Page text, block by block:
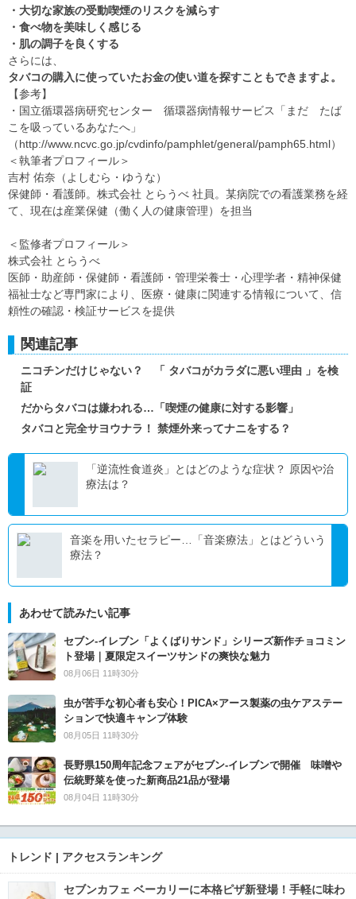
・大切な家族の受動喫煙のリスクを減らす
・食べ物を美味しく感じる
・肌の調子を良くする
さらには、
タバコの購入に使っていたお金の使い道を探すこともできますよ。
【参考】
・国立循環器病研究センター 循環器病情報サービス「まだ たば
こを吸っているあなたへ」
（http://www.ncvc.go.jp/cvdinfo/pamphlet/general/pamph65.html）
＜執筆者プロフィール＞
吉村 佑奈（よしむら・ゆうな）
保健師・看護師。株式会社 とらうべ 社員。某病院での看護業務を経
て、現在は産業保健（働く人の健康管理）を担当
＜監修者プロフィール＞
株式会社 とらうべ
医師・助産師・保健師・看護師・管理栄養士・心理学者・精神保健
福祉士など専門家により、医療・健康に関連する情報について、信
頼性の確認・検証サービスを提供
関連記事
ニコチンだけじゃない？ 「 タバコがカラダに悪い理由 」を検
証
だからタバコは嫌われる…「喫煙の健康に対する影響」
タバコと完全サヨウナラ！ 禁煙外来ってナニをする？
「逆流性食道炎」とはどのような症状？ 原因や治
療法は？
音楽を用いたセラピー…「音楽療法」とはどういう
療法？
あわせて読みたい記事
セブン‐イレブン「よくばりサンド」シリーズ新作チョコミン
ト登場｜夏限定スイーツサンドの爽快な魅力
08月06日 11時30分
虫が苦手な初心者も安心！PICA×アース製薬の虫ケアステー
ションで快適キャンプ体験
08月05日 11時30分
長野県150周年記念フェアがセブン-イレブンで開催 味噌や
伝統野菜を使った新商品21品が登場
08月04日 11時30分
トレンド | アクセスランキング
セブンカフェ ベーカリーに本格ピザ新登場！手軽に味わ